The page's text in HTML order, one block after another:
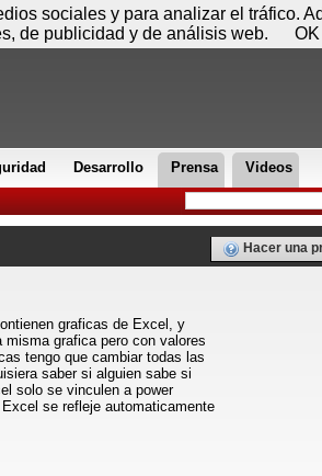
Desarrollo Prensa Videos
Hacer una
graficas de Excel, y
grafica pero con valores
tengo que cambiar todas las
saber si alguien sabe si
solo se vinculen a power
se refleje automaticamente
Viernes 07 de agosto - 22:36
sociales y para analizar el tráfico.
de publicidad y de análisis web.
OK